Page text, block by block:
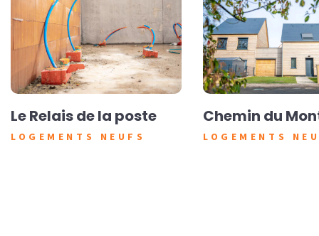
Le Relais de la poste
LOGEMENTS NEUFS
Chemin du
LOGEMENTS